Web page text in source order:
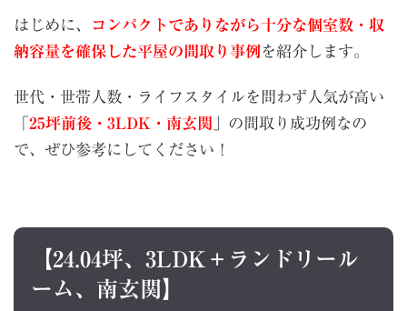
はじめに、
コンパクトでありながら十分な個室数・収
納容量を確保した平屋の間取り事例 を紹介します。
世代・世帯人数・ライフスタイルを問わず人気が高い
25坪前後・3LDK・南玄関 」の間取り成功例なの
で、ぜひ参考にしてください！
【24.04坪、3LDK＋ランドリール
ーム、南玄関】